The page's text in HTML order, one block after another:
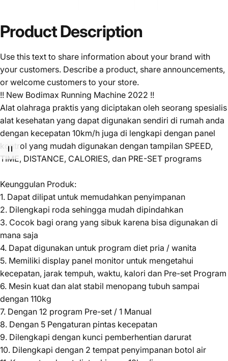
ProductDescription
Use this text to share information about your brand with
your customers. Describe a product, share announcements,
or welcome customers to your store.
!! New Bodimax Running Machine 2022 !!
Alat olahraga praktis yang diciptakan oleh seorang spesialis
alat kesehatan yang dapat digunakan sendiri di rumah anda
dengan kecepatan 10km/h juga di lengkapi dengan panel
kontrol yang mudah digunakan dengan tampilan SPEED,
TIME, DISTANCE, CALORIES, dan PRE-SET programs
Keunggulan Produk:
1. Dapat dilipat untuk memudahkan penyimpanan
2. Dilengkapi roda sehingga mudah dipindahkan
3. Cocok bagi orang yang sibuk karena bisa digunakan di
mana saja
4. Dapat digunakan untuk program diet pria / wanita
5. Memiliki display panel monitor untuk mengetahui
kecepatan, jarak tempuh, waktu, kalori dan Pre-set Program
6. Mesin kuat dan alat stabil menopang tubuh sampai
dengan 110kg
7. Dengan 12 program Pre-set / 1 Manual
8. Dengan 5 Pengaturan pintas kecepatan
9. Dilengkapi dengan kunci pemberhentian darurat
10. Dilengkapi dengan 2 tempat penyimpanan botol air